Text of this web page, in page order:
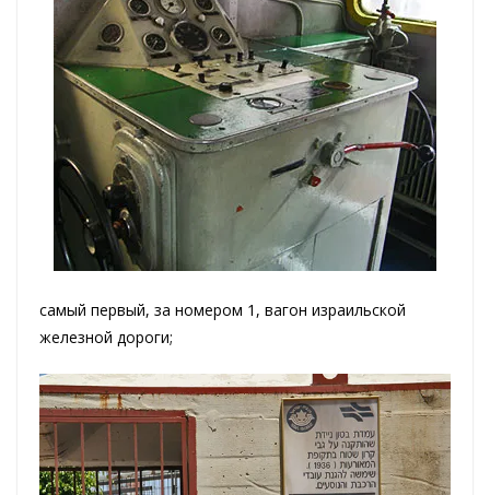
самый первый, за номером 1, вагон израильской
железной дороги;